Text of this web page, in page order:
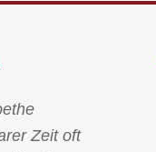
Zeit oft